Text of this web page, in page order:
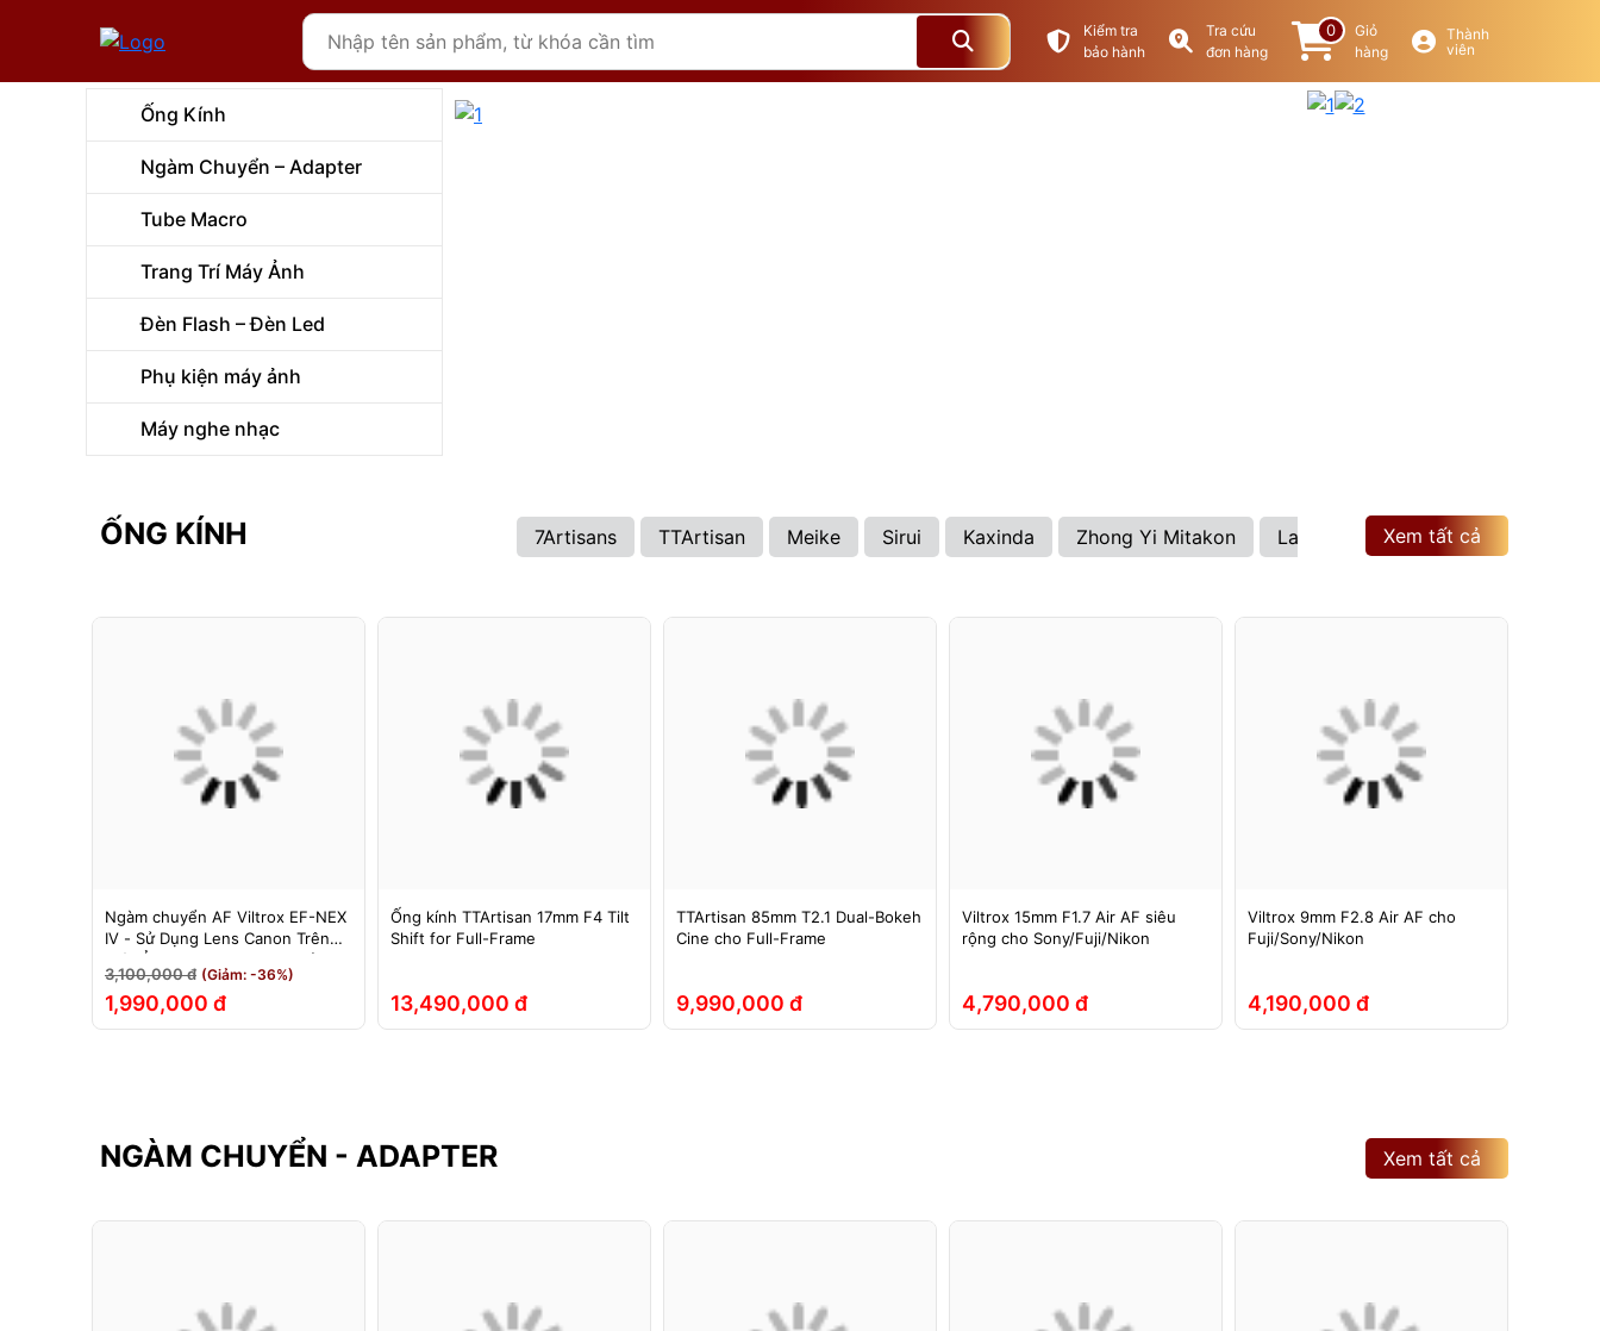
Kiểm tra
bảo hành
Tra cứu
đơn hàng
0
Giỏ
hàng
Thành
viên
Ống Kính
Ngàm Chuyển – Adapter
Tube Macro
Trang Trí Máy Ảnh
Đèn Flash – Đèn Led
Phụ kiện máy ảnh
Máy nghe nhạc
ỐNG KÍNH 7Artisans TTArtisan Meike Sirui Kaxinda Zhong Yi Mitakon Laowa Brightin Star
Xem tất cả
Ngàm chuyển AF Viltrox EF-NEX
IV - Sử Dụng Lens Canon Trên
Máy Ảnh Sony E-Mount - Bảo
Hành 12 Tháng.
3,100,000 đ (Giảm: -36%)
1,990,000 đ
Ống kính TTArtisan 17mm F4 Tilt
Shift for Full-Frame
13,490,000 đ
TTArtisan 85mm T2.1 Dual-Bokeh
Cine cho Full-Frame
9,990,000 đ
Viltrox 15mm F1.7 Air AF siêu
rộng cho Sony/Fuji/Nikon
4,790,000 đ
Viltrox 9mm F2.8 Air AF cho
Fuji/Sony/Nikon
4,190,000 đ
NGÀM CHUYỂN - ADAPTER Xem tất cả